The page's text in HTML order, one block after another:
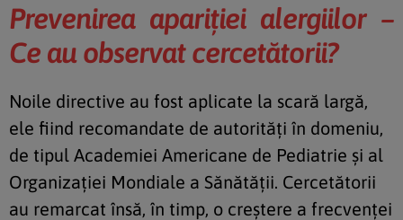
Prevenirea apariției alergiilor –
Ce au observat cercetătorii?
Noile directive au fost aplicate la scară largă,
ele fiind recomandate de autorități în domeniu,
de tipul Academiei Americane de Pediatrie și al
Organizației Mondiale a Sănătății. Cercetătorii
au remarcat însă, în timp, o creștere a frecvenței